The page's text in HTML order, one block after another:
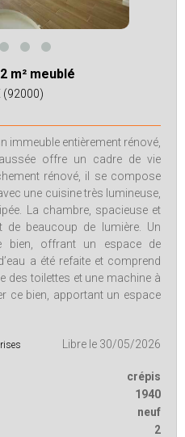
m² meublé
(92000)
immeuble entièrement rénové,
offre un cadre de vie
rénové, il se compose
une cuisine très lumineuse,
La chambre, spacieuse et
de beaucoup de lumière. Un
bien, offrant un espace de
a été refaite et comprend
des toilettes et une machine à
ce bien, apportant un espace
Libre le 30/05/2026
crépis
1940
neuf
2